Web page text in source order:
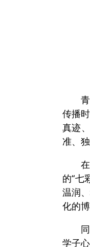
传播
真迹
准、
的“七
温润
化的博
学子